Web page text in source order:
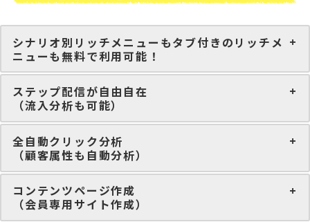
シナリオ別リッチメニューもタブ付きのリッチメ
ニューも無料で利用可能！
ステップ配信が自由自在
（流入分析も可能）
全自動クリック分析
（顧客属性も自動分析）
コンテンツページ作成
（会員専用サイト作成）